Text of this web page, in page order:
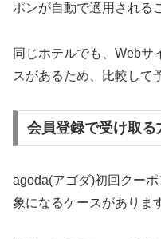
ポンが自動で適用される
同じホテルでも、Webサ
スがあるため、比較して
会員登録で受け取る
agoda(アゴダ)初回クー
象になるケースがありま